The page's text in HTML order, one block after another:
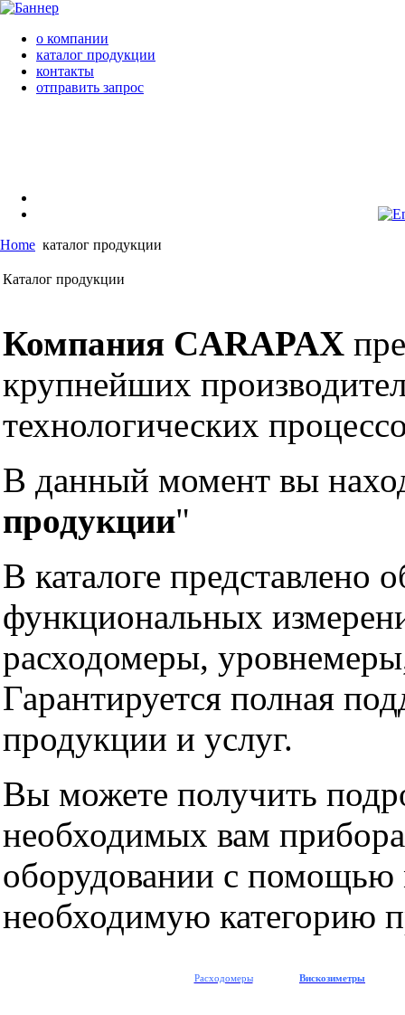
о компании
каталог продукции
контакты
отправить запрос
Home каталог продукции
Каталог продукции
Компания CARAPAX
крупнейших
технологических
В данный момент вы
продукции"
В каталоге представлено
функциональных
расходомеры,
Гарантируется полная
продукции и услуг.
Вы можете получить
необходимых вам
оборудовании с помощью
необходимую категорию
Расходомеры Вискозиметры